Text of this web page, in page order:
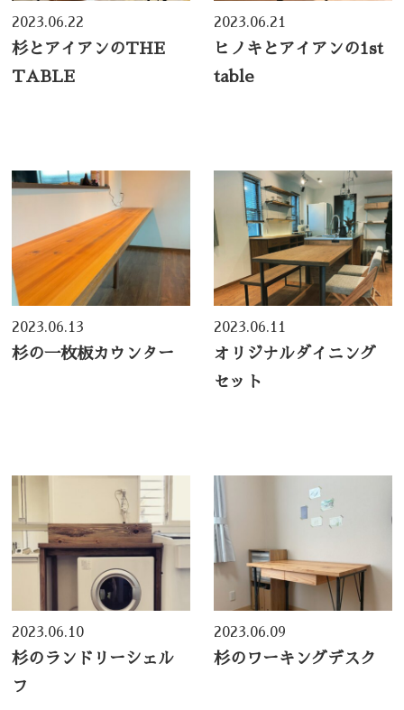
2023.06.22
杉とアイアンのTHE
TABLE
2023.06.21
ヒノキとアイアンの1st
table
2023.06.13
杉の一枚板カウンター
2023.06.11
オリジナルダイニング
セット
2023.06.10
杉のランドリーシェル
フ
2023.06.09
杉のワーキングデスク